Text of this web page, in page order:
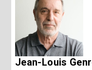
Jean-Louis